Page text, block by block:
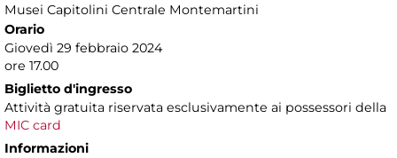
Musei Capitolini Centrale Montemartini
Orario
Giovedì 29 febbraio 2024
ore 17.00
Biglietto d'ingresso
Attività gratuita riservata esclusivamente ai possessori della
MIC card
Informazioni